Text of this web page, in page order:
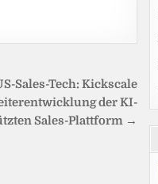
Sales-Tech: Kickscale
der KI-
Sales-Plattform →